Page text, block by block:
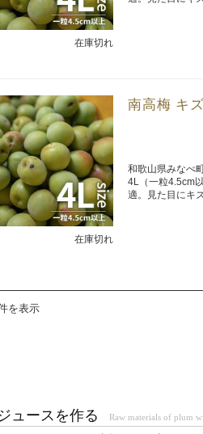
在庫切れ
在庫切れ
南高梅 キ
和歌山県みなべ
4L（一粒4.5cm
適。見た目にキ
を表示
ュースを作る Raw materials of plum